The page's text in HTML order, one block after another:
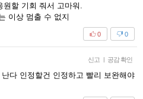
원할 기회 줘서 고마워.
이상 멈출 수 없지
0
0
신고 공감 확인
다 인정할건 인정하고 빨리 보완해야